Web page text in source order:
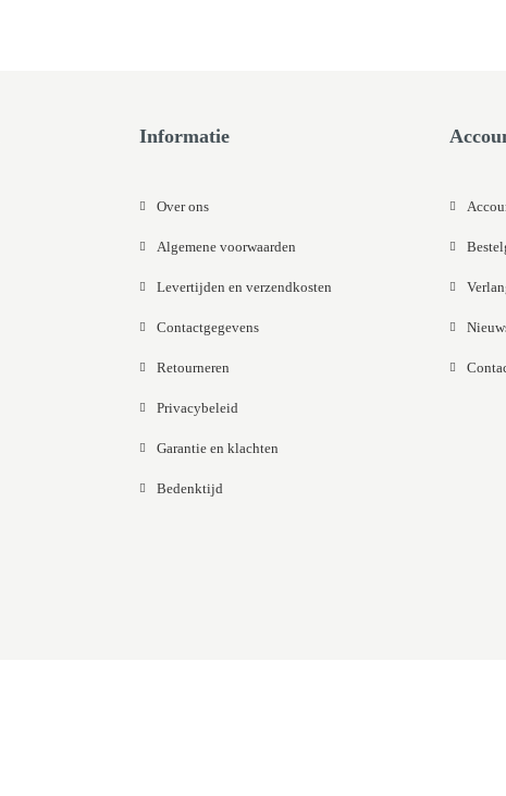
Informatie
Over ons
Algemene voorwaarden
Levertijden en verzendkosten
Contactgegevens
Retourneren
Privacybeleid
Garantie en klachten
Bedenktijd